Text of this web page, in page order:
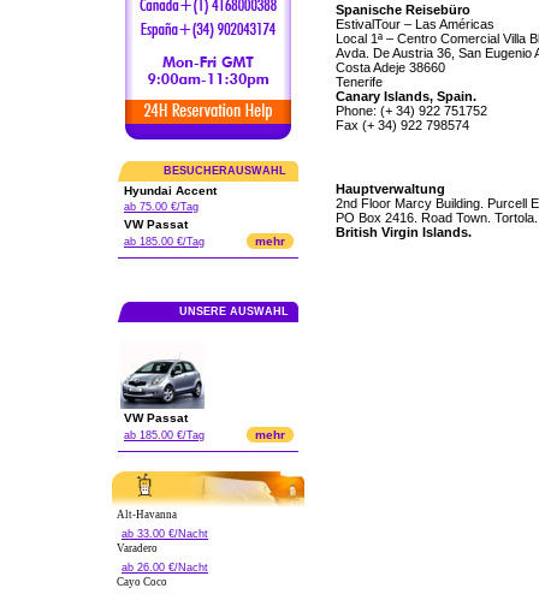
BESUCHERAUSWAHL
Hyundai Accent
ab 75.00 €/Tag
VW Passat
ab 185.00 €/Tag mehr
UNSERE AUSWAHL
VW Passat
ab 185.00 €/Tag mehr
Alt-Havanna
ab 33.00 €/Nacht
Varadero
ab 26.00 €/Nacht
Cayo Coco
Spanische Reisebüro
EstivalTour – Las Américas
Local 1ª – Centro Comercial Villa
Avda. De Austria 36, San Eugenio
Costa Adeje 38660
Tenerife
Canary Islands, Spain.
Phone: (+ 34) 922 751752
Fax (+ 34) 922 798574
Hauptverwaltung
2nd Floor Marcy Building. Purcell
PO Box 2416. Road Town. Tortola.
British Virgin Islands.